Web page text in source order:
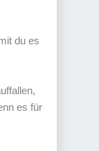
du es
es für